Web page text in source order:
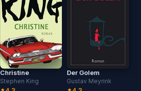
Christine
Stephen King
Der Golem
Gustav Meyrink